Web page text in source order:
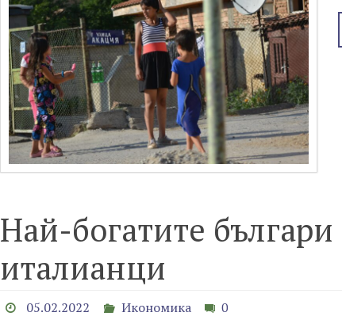
Най-богатите
италианци
05.02.2022 Икономика 0